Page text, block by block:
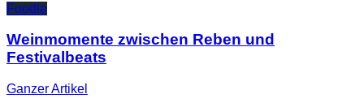
Foodie
Weinmomente zwischen Reben und
Festivalbeats
GanzerArtikel